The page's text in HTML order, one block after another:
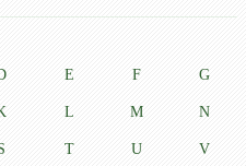
E F G
L M N
T U V